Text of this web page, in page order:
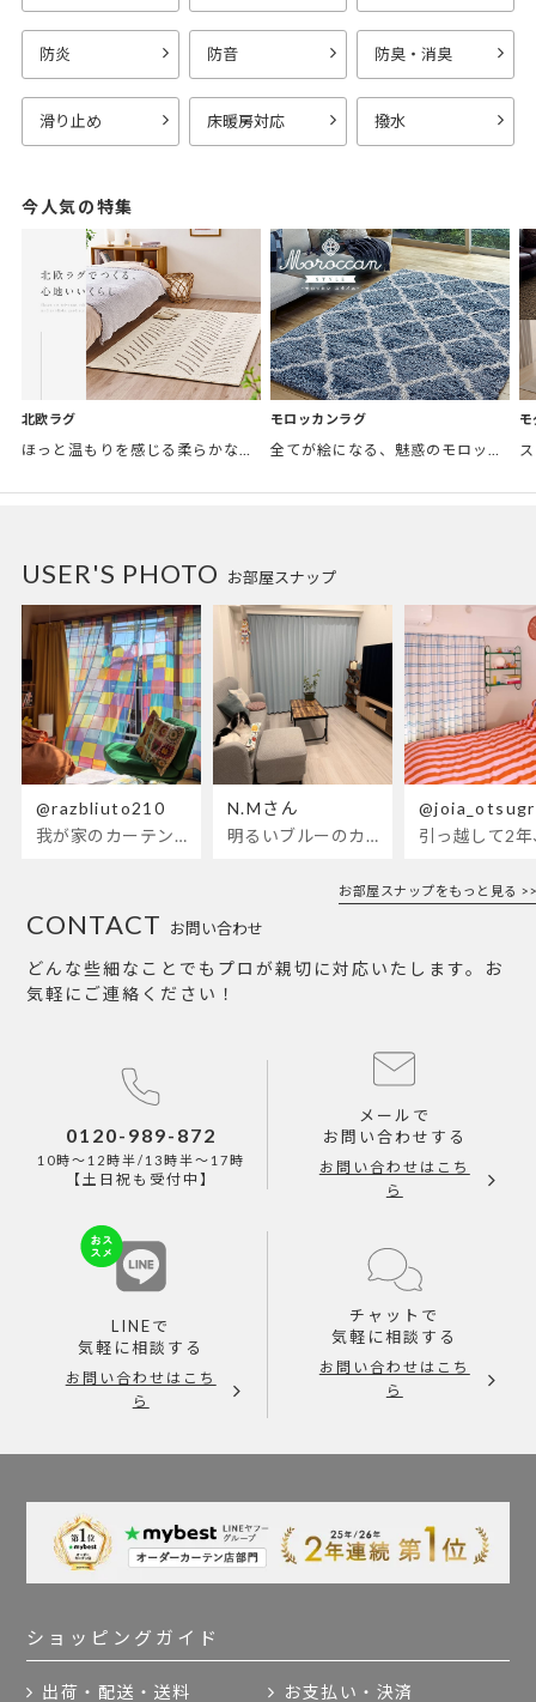
防炎 防音 防臭・消臭
滑り止め 床暖房対応 撥水
今人気の特集
北欧ラグ
ほっと温もりを感じる柔らかな表情のものから、お部屋をぱっと明るくしているブライトカラーのアイテムまで幅広くご用意しました。
モロッカンラグ
お部屋スナップ
USER'S PHOTO
@razbliuto210
我が家のカーテンが新しくなりました🌼早起きが超絶苦手な私が、思わず朝カーテンを開けて光合成するようになったステンドグラスカーテン…！
N.Mさん
明るいブルーのカーテンで、部屋全体が明るく。白を基調とした部屋にぴったりです。
お部屋スナップをもっと見る >>
お問い合わせ
CONTACT
どんな些細なことでもプロが親切に対応いたします。お
気軽にご連絡ください！
0120-989-872
10時～12時半/13時半～17時
【土日祝も受付中】
メールで
お問い合わせする
お問い合わせはこち
ら
LINEで
気軽に相談する
お問い合わせはこち
ら
チャットで
気軽に相談する
お問い合わせはこち
ら
ショッピングガイド
出荷・配送・送料 お支払い・決済